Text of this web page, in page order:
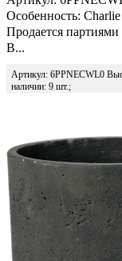
Особенность:
Продается
В...
Артикул: 6PPNECWL0
наличии: 9 шт.;